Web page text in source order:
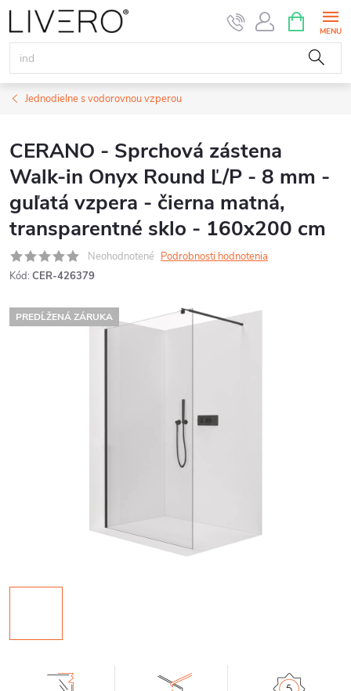
Prejsť
na
obsah
KOŠÍK
Jednodielne s vodorovnou vzperou
CERANO - Sprchová zástena
Walk-in Onyx Round Ľ/P - 8 mm -
guľatá vzpera - čierna matná,
transparentné sklo - 160x200 cm
Neohodnotené Podrobnosti hodnotenia
Kód: CER-426379
PREDĹŽENÁ ZÁRUKA